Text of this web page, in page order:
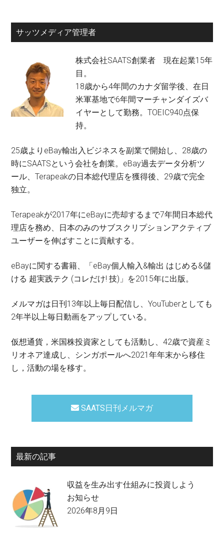
サッツメディア管理者
株式会社SAATS創業者 現在起業15年
目。
18歳から4年間のカナダ留学後、在日
米軍基地で6年間マーチャンダイズバ
イヤーとして勤務。TOEIC940点保
持。
25歳よりeBay輸出入ビジネスを副業で開始し、28歳の
時にSAATSという会社を創業。eBay過去データ分析ツ
ール、Terapeakの日本総代理店を獲得後、29歳で完全
独立。
Terapeakが2017年にeBayに売却するまで7年間日本総代
理店を務め、日本のみのサブスクリプションアクティブ
ユーザーを伸ばすことに貢献する。
eBayに関する書籍、「eBay個人輸入&輸出 はじめる&儲
ける 超実践テク (コレだけ! 技)」を2015年に出版。
メルマガは日刊13年以上毎日配信し、YouTuberとしても
2年半以上毎日動画をアップしている。
仮想通貨，米国株投資家としても活動し、42歳で資産ミ
リオネア達成し、シンガポールへ2021年年末から移住
し，活動の場を移す。
SAATS日刊メルマガ
最新の記事
収益を生み出す仕組みに投資しよう
お知らせ
2026年8月9日